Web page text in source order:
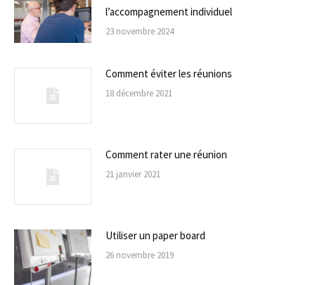
l’accompagnement individuel
23 novembre 2024
Comment éviter les réunions
18 décembre 2021
Comment rater une réunion
21 janvier 2021
Utiliser un paper board
26 novembre 2019